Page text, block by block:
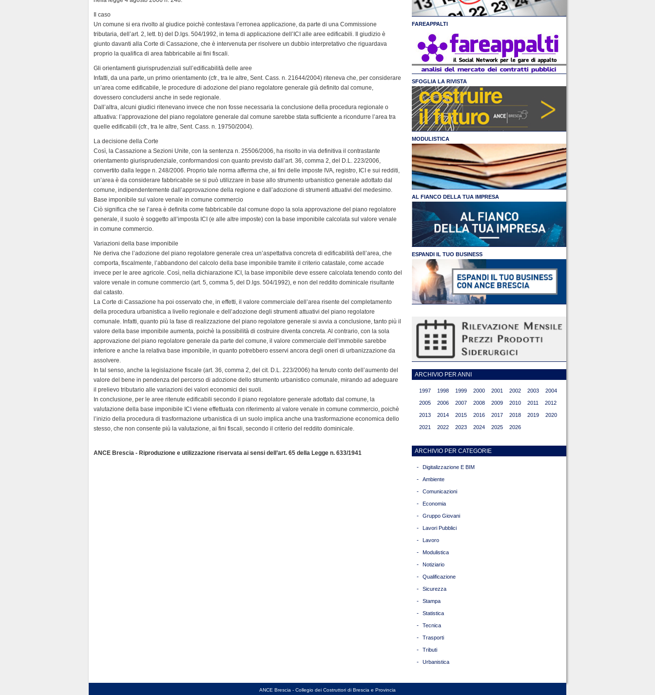
l
y
Il caso
Un comune si era rivolto al giudice poichè contestava l’erronea applicazione, da parte di una Commissione
tributaria, dell’art. 2, lett. b) del D.lgs. 504/1992, in tema di applicazione dell’ICI alle aree edificabili. Il giudizio è
giunto davanti alla Corte di Cassazione, che è intervenuta per risolvere un dubbio interpretativo che riguardava
proprio la qualifica di area fabbricabile ai fini fiscali.
Gli orientamenti giurisprudenziali sull’edificabilità delle aree
Infatti, da una parte, un primo orientamento (cfr., tra le altre, Sent. Cass. n. 21644/2004) riteneva che, per considerare
un’area come edificabile, le procedure di adozione del piano regolatore generale già definito dal comune,
dovessero concludersi anche in sede regionale.
Dall’altra, alcuni giudici ritenevano invece che non fosse necessaria la conclusione della procedura regionale o
attuativa: l’approvazione del piano regolatore generale dal comune sarebbe stata sufficiente a ricondurre l’area tra
quelle edificabili (cfr., tra le altre, Sent. Cass. n. 19750/2004).
La decisione della Corte
Così, la Cassazione a Sezioni Unite, con la sentenza n. 25506/2006, ha risolto in via definitiva il contrastante
orientamento giurisprudenziale, conformandosi con quanto previsto dall’art. 36, comma 2, del D.L. 223/2006,
convertito dalla legge n. 248/2006. Proprio tale norma afferma che, ai fini delle imposte IVA, registro, ICI e sui redditi,
un’area è da considerare fabbricabile se si può utilizzare in base allo strumento urbanistico generale adottato dal
comune, indipendentemente dall’approvazione della regione e dall’adozione di strumenti attuativi del medesimo.
Base imponibile sul valore venale in comune commercio
Ciò significa che se l’area è definita come fabbricabile dal comune dopo la sola approvazione del piano regolatore
generale, il suolo è soggetto all’imposta ICI (e alle altre imposte) con la base imponibile calcolata sul valore venale
in comune commercio.
Variazioni della base imponibile
Ne deriva che l’adozione del piano regolatore generale crea un’aspettativa concreta di edificabilità dell’area, che
comporta, fiscalmente, l’abbandono del calcolo della base imponibile tramite il criterio catastale, come accade
invece per le aree agricole. Così, nella dichiarazione ICI, la base imponibile deve essere calcolata tenendo conto del
valore venale in comune commercio (art. 5, comma 5, del D.lgs. 504/1992), e non del reddito dominicale risultante
dal catasto.
La Corte di Cassazione ha poi osservato che, in effetti, il valore commerciale dell’area risente del completamento
della procedura urbanistica a livello regionale e dell’adozione degli strumenti attuativi del piano regolatore
comunale. Infatti, quanto più la fase di realizzazione del piano regolatore generale si avvia a conclusione, tanto più il
valore della base imponibile aumenta, poichè la possibilità di costruire diventa concreta. Al contrario, con la sola
approvazione del piano regolatore generale da parte del comune, il valore commerciale dell’immobile sarebbe
inferiore e anche la relativa base imponibile, in quanto potrebbero esservi ancora degli oneri di urbanizzazione da
assolvere.
In tal senso, anche la legislazione fiscale (art. 36, comma 2, del cit. D.L. 223/2006) ha tenuto conto dell’aumento del
valore del bene in pendenza del percorso di adozione dello strumento urbanistico comunale, mirando ad adeguare
il prelievo tributario alle variazioni dei valori economici dei suoli.
In conclusione, per le aree ritenute edificabili secondo il piano regolatore generale adottato dal comune, la
valutazione della base imponibile ICI viene effettuata con riferimento al valore venale in comune commercio, poichè
l’inizio della procedura di trasformazione urbanistica di un suolo implica anche una trasformazione economica dello
stesso, che non consente più la valutazione, ai fini fiscali, secondo il criterio del reddito dominicale.
ANCE Brescia - Riproduzione e utilizzazione riservata ai sensi dell’art. 65 della Legge n. 633/1941
FAREAPPALTI
SFOGLIA LA RIVISTA
MODULISTICA
AL FIANCO DELLA TUA IMPRESA
ESPANDI IL TUO BUSINESS
ARCHIVIO PER ANNI
1997 1998 1999 2000 2001 2002 2003 2004
2005 2006 2007 2008 2009 2010 2011 2012
2013 2014 2015 2016 2017 2018 2019 2020
2021 2022 2023 2024 2025 2026
ARCHIVIO PER CATEGORIE
- Digitalizzazione E BIM
- Ambiente
- Comunicazioni
- Economia
- Gruppo Giovani
- Lavori Pubblici
- Lavoro
- Modulistica
- Notiziario
- Qualificazione
- Sicurezza
- Stampa
- Statistica
- Tecnica
- Trasporti
- Tributi
- Urbanistica
ANCE Brescia - Collegio dei Costruttori di Brescia e Provincia